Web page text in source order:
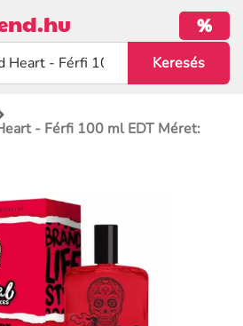
%
- Férfi 100 ml EDT Méret: